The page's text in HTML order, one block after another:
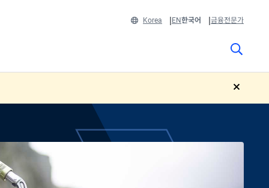
Korea EN한국어 금융전문가